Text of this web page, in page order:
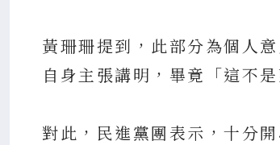
黃珊珊提到，此部分為個人
自身主張講明，畢竟「這不
對此，民進黨團表示，十分